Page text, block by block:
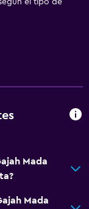
Mada
Mada